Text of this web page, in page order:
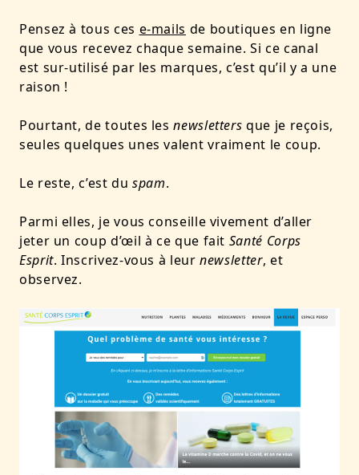
Pensez à tous ces e-mails de boutiques en ligne
que vous recevez chaque semaine. Si ce canal
est sur-utilisé par les marques, c’est qu’il y a une
raison !
Pourtant, de toutes lesnewsletters que je reçois,
seules quelques unes valent vraiment le coup.
Le reste, c’est duspam.
Parmi elles, je vous conseille vivement d’aller
jeter un coup d’œil à ce que fait Santé Corps
Esprit. Inscrivez-vous à leurnewsletter, et
observez.